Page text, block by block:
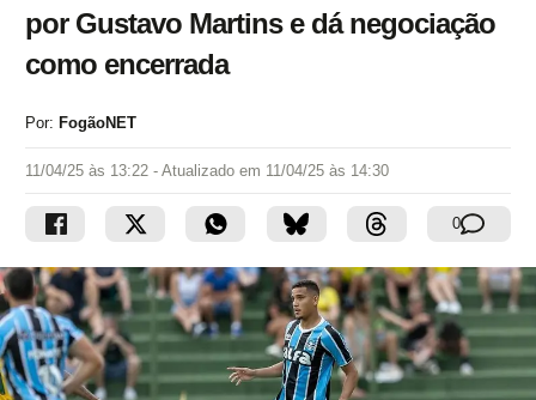
por Gustavo Martins e dá negociação
como encerrada
Por: FogãoNET
11/04/25 às 13:22 - Atualizado em 11/04/25 às 14:30
0